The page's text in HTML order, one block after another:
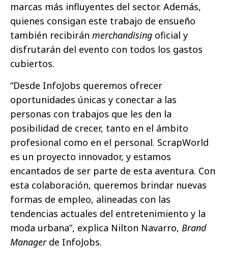
marcas más influyentes del sector. Además,
quienes consigan este trabajo de ensueño
también recibirán merchandising oficial y
disfrutarán del evento con todos los gastos
cubiertos.
“Desde InfoJobs queremos ofrecer
oportunidades únicas y conectar a las
personas con trabajos que les den la
posibilidad de crecer, tanto en el ámbito
profesional como en el personal. ScrapWorld
es un proyecto innovador, y estamos
encantados de ser parte de esta aventura. Con
esta colaboración, queremos brindar nuevas
formas de empleo, alineadas con las
tendencias actuales del entretenimiento y la
moda urbana”, explica Nilton Navarro, Brand
Managerde InfoJobs.